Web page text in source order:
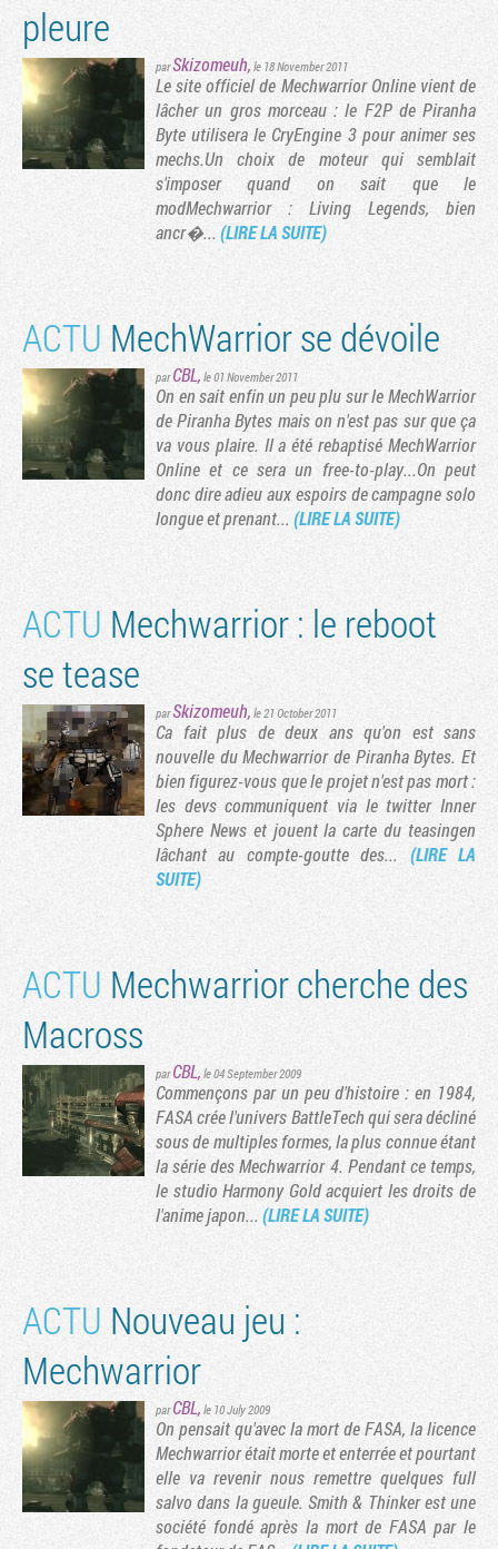
pleure
parSkizomeuh, le 18 November 2011
Le site officiel de Mechwarrior Online vient de
lâcher un gros morceau : le F2P de Piranha
Byte utilisera le CryEngine 3 pour animer ses
mechs.Un choix de moteur qui semblait
s'imposer quand on sait que le
modMechwarrior : Living Legends, bien
ancr�... (LIRE LA SUITE)
ACTU MechWarrior se dévoile
parCBL, le 01 November 2011
On en sait enfin un peu plu sur le MechWarrior
de Piranha Bytes mais on n'est pas sur que ça
va vous plaire. Il a été rebaptisé MechWarrior
Online et ce sera un free-to-play...On peut
donc dire adieu aux espoirs de campagne solo
longue et prenant... (LIRE LA SUITE)
ACTU Mechwarrior : le reboot
se tease
parSkizomeuh, le 21 October 2011
Ca fait plus de deux ans qu'on est sans
nouvelle du Mechwarrior de Piranha Bytes. Et
bien figurez-vous que le projet n'est pas mort :
les devs communiquent via le twitter Inner
Sphere News et jouent la carte du teasingen
lâchant au compte-goutte des... (LIRE LA
SUITE)
ACTU Mechwarrior cherche des
Macross
parCBL, le 04 September 2009
Commençons par un peu d'histoire : en 1984,
FASA crée l'univers BattleTech qui sera décliné
sous de multiples formes, la plus connue étant
la série des Mechwarrior 4. Pendant ce temps,
le studio Harmony Gold acquiert les droits de
l'anime japon... (LIRE LA SUITE)
ACTU Nouveau jeu :
Mechwarrior
parCBL, le 10 July 2009
On pensait qu'avec la mort de FASA, la licence
Mechwarrior était morte et enterrée et pourtant
elle va revenir nous remettre quelques full
salvo dans la gueule. Smith & Thinker est une
société fondé après la mort de FASA par le